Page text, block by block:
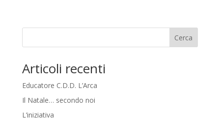
Cerca
Articoli recenti
Educatore C.D.D. L’Arca
Il Natale… secondo noi
L’iniziativa